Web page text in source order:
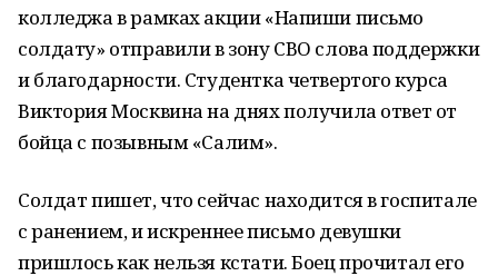
колледжа в рамках акции «Напиши письмо
солдату» отправили в зону СВО слова поддержки
и благодарности. Студентка четвертого курса
Виктория Москвина на днях получила ответ от
бойца с позывным «Салим».
Солдат пишет, что сейчас находится в госпитале
с ранением, и искреннее письмо девушки
пришлось как нельзя кстати. Боец прочитал его